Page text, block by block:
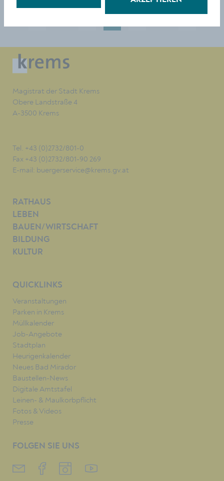
vorherigeMehr Seiten verfügbar Mehr Seiten
nächste
Magistrat der Stadt Krems
Obere Landstraße 4
A-3500 Krems
Tel. +43 (0)2732/801-0
Fax +43 (0)2732/801-90 269
E-mail: buergerservice@krems.gv.at
RATHAUS
LEBEN
BAUEN/WIRTSCHAFT
BILDUNG
KULTUR
QUICKLINKS
Veranstaltungen
Parken in Krems
Müllkalender
Job-Angebote
Stadtplan
Heurigenkalender
Neues Bad Mirador
Baustellen-News
Digitale Amtstafel
Leinen- & Maulkorbpflicht
Fotos & Videos
Presse
FOLGEN SIE UNS